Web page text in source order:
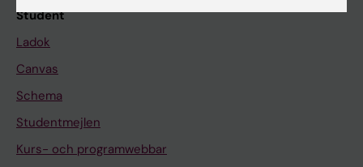
Student
Ladok
Canvas
Schema
Studentmejlen
Kurs- och programwebbar